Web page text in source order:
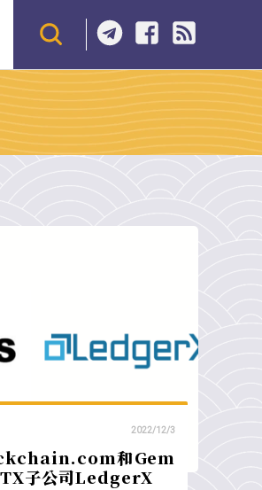
2022/12/3
和Gem
子公司LedgerX